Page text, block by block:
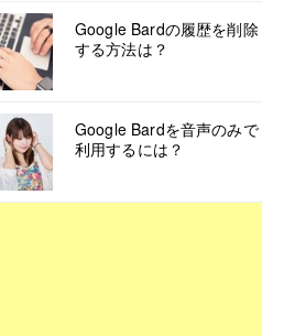
Google Bardの履歴を削除
する方法は？
Google Bardを音声のみで
利用するには？